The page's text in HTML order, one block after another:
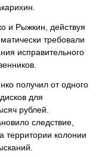
и Рыжкин, действуя
требовали
исправительного
получил от одного
для
рублей.
следствие,
территории колонии